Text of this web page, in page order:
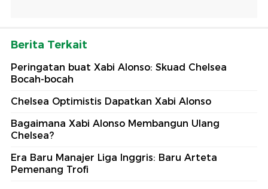
Berita Terkait
Peringatan buat Xabi Alonso: Skuad Chelsea
Bocah-bocah
Chelsea Optimistis Dapatkan Xabi Alonso
Bagaimana Xabi Alonso Membangun Ulang
Chelsea?
Era Baru Manajer Liga Inggris: Baru Arteta
Pemenang Trofi